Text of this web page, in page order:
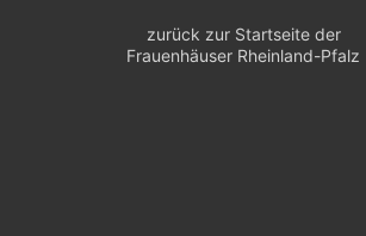
zurück zur Startseite der
Frauenhäuser Rheinland-Pfalz